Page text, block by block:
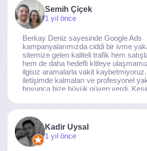
ekibine gönülden teşekkür ederiz.
Semih Çiçek
1 yıl önce
Berkay Deniz sayesinde Google Ads
kampanyalarımızda ciddi bir ivme
sitemize gelen kaliteli trafik hem
hem de daha hedefli kitleye
ilgisiz aramalarla vakit
iletişimde kalmaları ve profesyonel
boyunca bize büyük güven verdi.
Kadir Uysal
1 yıl önce